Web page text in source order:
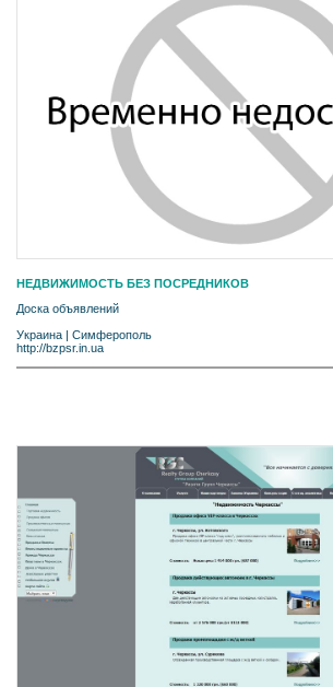
НЕДВИЖИМОСТЬ БЕЗ ПОСРЕДНИКОВ
Доска объявлений
Украина
Симферополь
http://bzpsr.in.ua